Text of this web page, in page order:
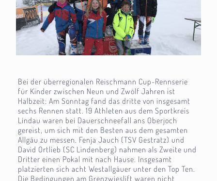
Bei der überregionalen Reischmann Cup-Rennserie
für Kinder zwischen Neun und Zwölf Jahren ist
Halbzeit: Am Sonntag fand das dritte von insgesamt
sechs Rennen statt. 19 Athleten aus dem Sportkreis
Lindau waren bei Dauerschneefall ans Oberjoch
gereist, um sich mit den Besten aus dem gesamten
Allgäu zu messen. Fenja Jauch (TSV Gestratz) und
David Ortlieb (SC Lindenberg) nahmen als Zweite und
Dritter einen Pokal mit nach Hause. Insgesamt
platzierten sich acht Westallgäuer unter den Top Ten.
Die Bedingungen am Grenzwieslift waren nicht